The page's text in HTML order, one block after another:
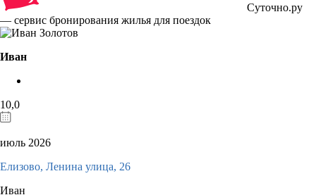
Суточно.ру
— сервис бронирования жилья для поездок
Иван
10,0
июль 2026
Елизово, Ленина улица, 26
Иван